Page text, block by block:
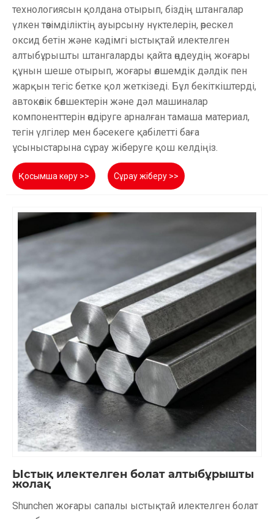
технологиясын қолдана отырып, біздің штангалар
үлкен төзімділіктің ауырсыну нүктелерін, өрескел
оксид бетін және кәдімгі ыстықтай илектелген
алтыбұрышты штангаларды қайта өңдеудің жоғары
құнын шеше отырып, жоғары өлшемдік дәлдік пен
жарқын тегіс бетке қол жеткізеді. Бұл бекіткіштерді,
автокөлік бөлшектерін және дәл машиналар
компоненттерін өндіруге арналған тамаша материал,
тегін үлгілер мен бәсекеге қабілетті баға
ұсыныстарына сұрау жіберуге қош келдіңіз.
Қосымша көру >> Сұрау жіберу >>
Ыстық илектелген болат алтыбұрышты
жолақ
Shunchen жоғары сапалы ыстықтай илектелген болат